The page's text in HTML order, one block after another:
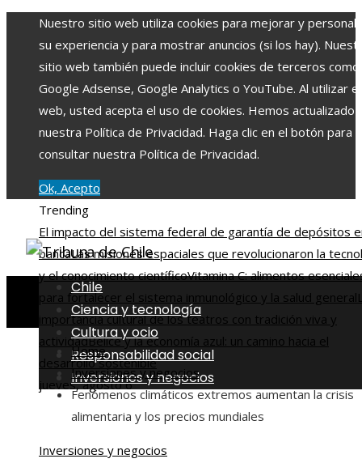
Nuestro sitio web utiliza cookies para mejorar y
su experiencia y para mostrar anuncios (si los hay).
sitio web también puede incluir cookies de terceros como
Google Adsense, Google Analytics o YouTube. Al utilizar
web, usted acepta el uso de cookies. Hemos actualizado
nuestra Política de Privacidad. Haga clic en el botón para
consultar nuestra Política de Privacidad.
Ok, Acepto
Trending
El impacto del sistema federal de garantía de depósitos
bancaLas misiones espaciales que revolucionaron la
y el conocimiento científicoVitamina C: alimentos
para fortalecer el sistema inmunológico y la salud general
importancia cultural de los teatros con tradición viva y
actividadBelice y la economía azul: un camino hacia el
desarrollo sostenible
jueves, agosto 6
Chile
Ciencia y tecnología
Cultura y ocio
Responsabilidad social
Inversiones y negocios
Home
Inversiones y negocios
Fenómenos climáticos extremos aumentan la crisis
alimentaria y los precios mundiales
Inversiones y negocios